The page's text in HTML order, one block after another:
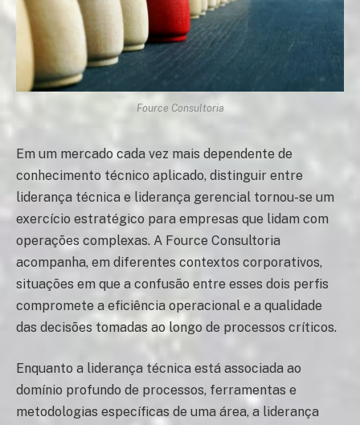
Fource Consultoria
Em um mercado cada vez mais dependente de
conhecimento técnico aplicado, distinguir entre
liderança técnica e liderança gerencial tornou-se um
exercício estratégico para empresas que lidam com
operações complexas. A Fource Consultoria
acompanha, em diferentes contextos corporativos,
situações em que a confusão entre esses dois perfis
compromete a eficiência operacional e a qualidade
das decisões tomadas ao longo de processos críticos.
Enquanto a liderança técnica está associada ao
domínio profundo de processos, ferramentas e
metodologias específicas de uma área, a liderança